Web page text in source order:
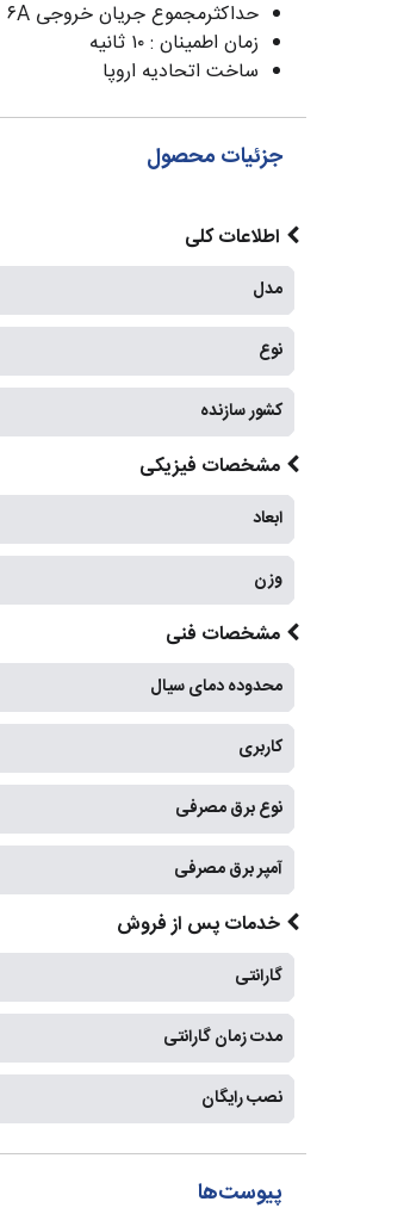
حداکثرمجموع جریان خروجی ۶A
زمان اطمینان : ۱۰ ثانیه
ساخت اتحادیه اروپا
جزئیات محصول
اطلاعات کلی
مدل
نوع
کشور سازنده
مشخصات فیزیکی
ابعاد
وزن
مشخصات فنی
محدوده دمای سیال
کاربری
نوع برق مصرفی
آمپر برق مصرفی
خدمات پس از فروش
گارانتی
مدت زمان گارانتی
نصب رایگان
پیوست‌ها